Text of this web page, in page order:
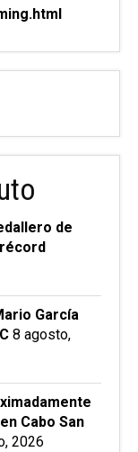
de
García
8 agosto,
Cabo San
2026